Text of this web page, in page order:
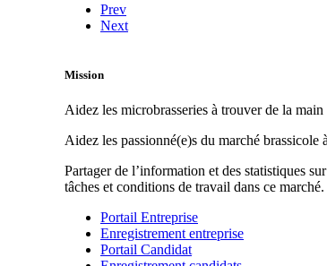
Prev
Next
Mission
Aidez les microbrasseries à trouver de la main
Aidez les passionné(e)s du marché
Partager de l’information et des statistiques
tâches et conditions de travail dans ce marché.
Portail Entreprise
Enregistrement entreprise
Portail Candidat